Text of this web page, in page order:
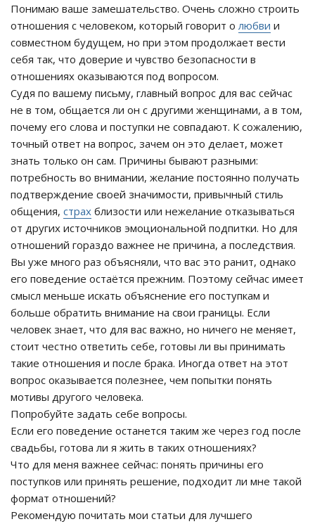
Понимаю ваше замешательство. Очень сложно строить
отношения с человеком, который говорит олюбви и
совместном будущем, но при этом продолжает вести
себя так, что доверие и чувство безопасности в
отношениях оказываются под вопросом.
Судя по вашему письму, главный вопрос для вас сейчас
не в том, общается ли он с другими женщинами, а в том,
почему его слова и поступки не совпадают. К сожалению,
точный ответ на вопрос, зачем он это делает, может
знать только он сам. Причины бывают разными:
потребность во внимании, желание постоянно получать
подтверждение своей значимости, привычный стиль
общения, страх близости или нежелание отказываться
от других источников эмоциональной подпитки. Но для
отношений гораздо важнее не причина, а последствия.
Вы уже много раз объясняли, что вас это ранит, однако
его поведение остаётся прежним. Поэтому сейчас имеет
смысл меньше искать объяснение его поступкам и
больше обратить внимание на свои границы. Если
человек знает, что для вас важно, но ничего не меняет,
стоит честно ответить себе, готовы ли вы принимать
такие отношения и после брака. Иногда ответ на этот
вопрос оказывается полезнее, чем попытки понять
мотивы другого человека.
Попробуйте задать себе вопросы.
Если его поведение останется таким же через год после
свадьбы, готова ли я жить в таких отношениях?
Что для меня важнее сейчас: понять причины его
поступков или принять решение, подходит ли мне такой
формат отношений?
Рекомендую почитать мои статьи для лучшего